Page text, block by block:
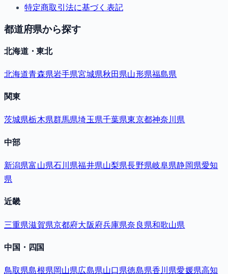
特定商取引法に基づく表記
都道府県から探す
北海道・東北
北海道青森県岩手県宮城県秋田県山形県福島県
関東
茨城県栃木県群馬県埼玉県千葉県東京都神奈川県
中部
新潟県富山県石川県福井県山梨県長野県岐阜県静岡県愛知
県
近畿
三重県滋賀県京都府大阪府兵庫県奈良県和歌山県
中国・四国
鳥取県島根県岡山県広島県山口県徳島県香川県愛媛県高知